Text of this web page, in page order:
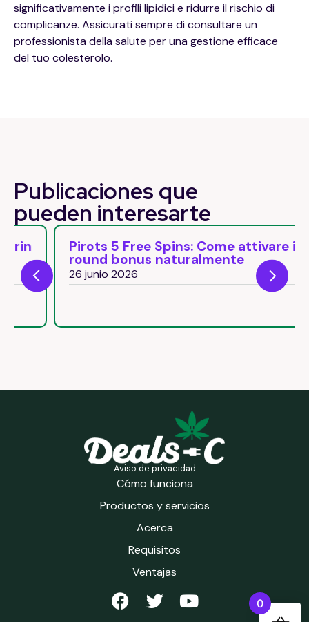
significativamente i profili lipidici e ridurre il rischio di
complicanze. Assicurati sempre di consultare un
professionista della salute per una gestione efficace
del tuo colesterolo.
Publicaciones que
pueden interesarte
Pirots 5 Free Spins: Come attivare il
round bonus naturalmente
26 junio 2026
Aviso de privacidad
Cómo funciona
Productos y servicios
Acerca
Requisitos
Ventajas
0